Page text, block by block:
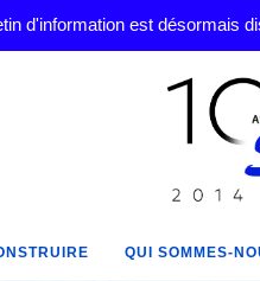
d'information est désormais
QUI SOMMES-